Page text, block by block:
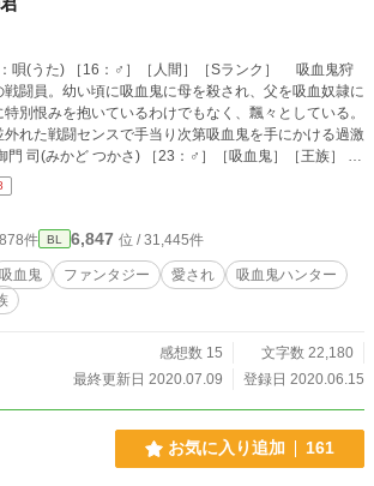
戦闘員。幼い頃に吸血鬼に母を殺され、父を吸血奴隷に
別恨みを抱いているわけでもなく、飄々としている。
れた戦闘センスで手当り次第吸血鬼を手にかける過激
められる歴代最強の吸血鬼で、第1王子。体質上Aラ
摂取できないため、普段は父王から支給される彼の吸
る。自分だけの【運命】を探している。
件 BL 6,847 位 / 31,445件
吸血鬼 ファンタジー 愛され
吸血鬼ハンター
感想数 15
文字数 22,180
最終更新日 2020.07.09
登録日 2020.06.15
お気に入り追加 161